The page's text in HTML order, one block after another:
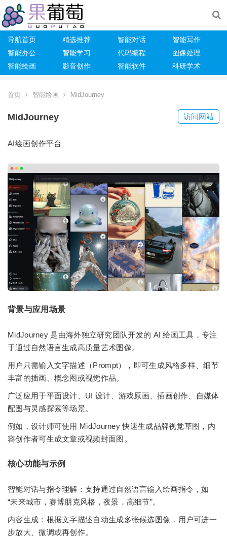
导航首页 精选推荐 智能对话
智能写作
智能办公
智能学习 代码编程
图像处理
智能绘画
影音创作 智能软件 科研学术
首页 智能绘画 MidJourney
MidJourney 访问网站
AI绘画创作平台
背景与应用场景
MidJourney 是由海外独立研究团队开发的 AI 绘画工具，专注
于通过自然语言生成高质量艺术图像。
用户只需输入文字描述（Prompt），即可生成风格多样、细节
丰富的插画、概念图或视觉作品。
广泛应用于平面设计、UI 设计、游戏原画、插画创作、自媒体
配图与灵感探索等场景。
例如，设计师可使用 MidJourney 快速生成品牌视觉草图，内
容创作者可生成文章或视频封面图。
核心功能与示例
智能对话与指令理解：支持通过自然语言输入绘画指令，如
“未来城市，赛博朋克风格，夜景，高细节”。
内容生成：根据文字描述自动生成多张候选图像，用户可进一
步放大、微调或再创作。